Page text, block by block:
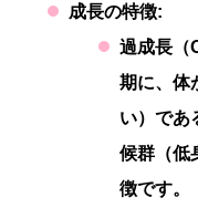
成長の特徴:
過成長（
期に、体
い）であ
候群（低
徴です。